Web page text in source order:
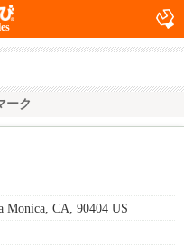
ーク
Monica, CA, 90404 US